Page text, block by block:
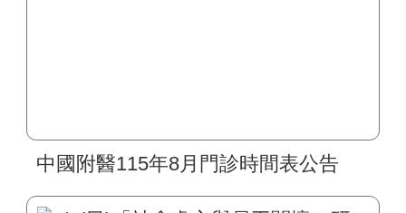
中國附醫115年8月門診時間表公告